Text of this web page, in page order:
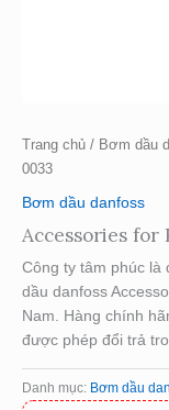
Trang chủ / Bơm dầu
0033
Bơm dầu danfoss
Accessories for
Công ty tâm phúc là
dầu danfoss
Nam. Hàng chính
được phép đổi trả
Danh mục: Bơm dầu